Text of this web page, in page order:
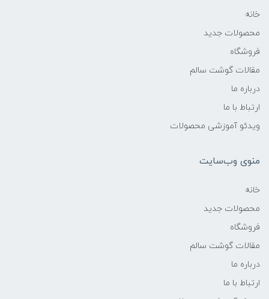
خانه
محصولات جدید
فروشگاه
مقالات گوشت سالم
درباره ما
ارتباط با ما
ویدئو آموزشی محصولات
منوی وب‌سایت
خانه
محصولات جدید
فروشگاه
مقالات گوشت سالم
درباره ما
ارتباط با ما